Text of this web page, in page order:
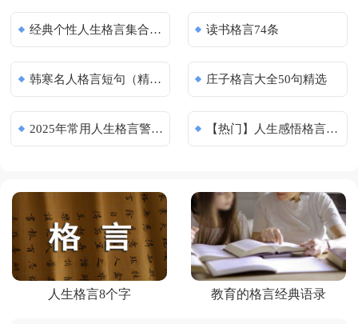
经典个性人生格言集合75条 读书格言74条
韩寒名人格言短句（精选30句） 庄子格言大全50句精选
2025年常用人生格言警句集锦86句 【热门】人生感悟格言合集78句
人生格言8个字 教育的格言经典语录